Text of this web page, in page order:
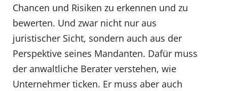
Chancen und Risiken zu erkennen und zu
bewerten. Und zwar nicht nur aus
juristischer Sicht, sondern auch aus der
Perspektive seines Mandanten. Dafür muss
der anwaltliche Berater verstehen, wie
Unternehmer ticken. Er muss aber auch